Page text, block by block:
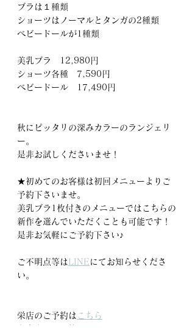
ブラは１種類
ショーツはノーマルとタンガの2種類
ベビードールが1種類
美乳ブラ　12,980円
ショーツ各種　7,590円
ベビードール　17,490円
秋にピッタリの深みカラーのランジェリ
ー。
是非お試しくださいませ！
★初めてのお客様は初回メニューよりご
予約下さいませ。
美乳ブラ1枚付きのメニューではこちらの
新作を選んでいただくことも可能です！
是非お気軽にご予約下さい♪
ご不明点等は LINE にてお知らせくださ
い。
栄店のご予約は こちら